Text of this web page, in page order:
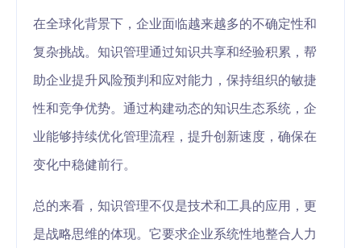
在全球化背景下，企业面临越来越多的不确定性和
复杂挑战。知识管理通过知识共享和经验积累，帮
助企业提升风险预判和应对能力，保持组织的敏捷
性和竞争优势。通过构建动态的知识生态系统，企
业能够持续优化管理流程，提升创新速度，确保在
变化中稳健前行。
总的来看，知识管理不仅是技术和工具的应用，更
是战略思维的体现。它要求企业系统性地整合人力